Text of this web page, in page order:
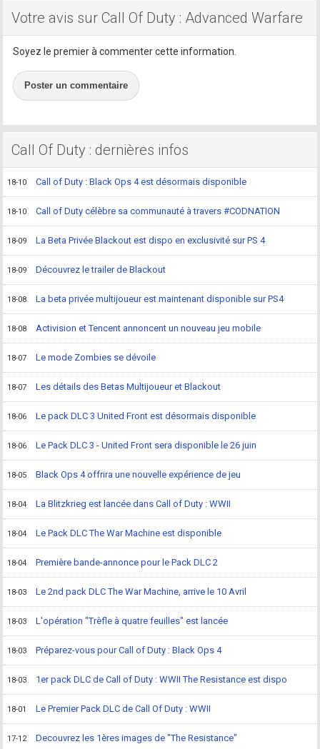
Votre avis sur Call Of Duty : Advanced Warfare
Soyez le premier à commenter cette information.
Poster un commentaire
Call Of Duty : dernières infos
18-10 Call of Duty : Black Ops 4 est désormais disponible
18-10 Call of Duty célèbre sa communauté à travers #CODNATION
18-09 La Beta Privée Blackout est dispo en exclusivité sur PS 4
18-09 Découvrez le trailer de Blackout
18-08 La beta privée multijoueur est maintenant disponible sur PS4
18-08 Activision et Tencent annoncent un nouveau jeu mobile
18-07 Le mode Zombies se dévoile
18-07 Les détails des Betas Multijoueur et Blackout
18-06 Le pack DLC 3 United Front est désormais disponible
18-06 Le Pack DLC 3 - United Front sera disponible le 26 juin
18-05 Black Ops 4 offrira une nouvelle expérience de jeu
18-04 La Blitzkrieg est lancée dans Call of Duty : WWII
18-04 Le Pack DLC The War Machine est disponible
18-04 Première bande-annonce pour le Pack DLC 2
18-03 Le 2nd pack DLC The War Machine, arrive le 10 Avril
18-03 L'opération "Trèfle à quatre feuilles" est lancée
18-03 Préparez-vous pour Call of Duty : Black Ops 4
18-03 1er pack DLC de Call of Duty : WWII The Resistance est dispo
18-01 Le Premier Pack DLC de Call Of Duty : WWII
17-12 Decouvrez les 1ères images de "The Resistance"